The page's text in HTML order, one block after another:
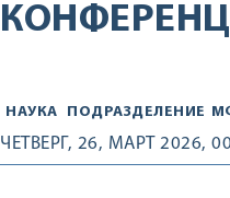
НАУКА ПОДРАЗДЕЛЕНИЕ
ЧЕТВЕРГ, 26, МАРТ 2026,